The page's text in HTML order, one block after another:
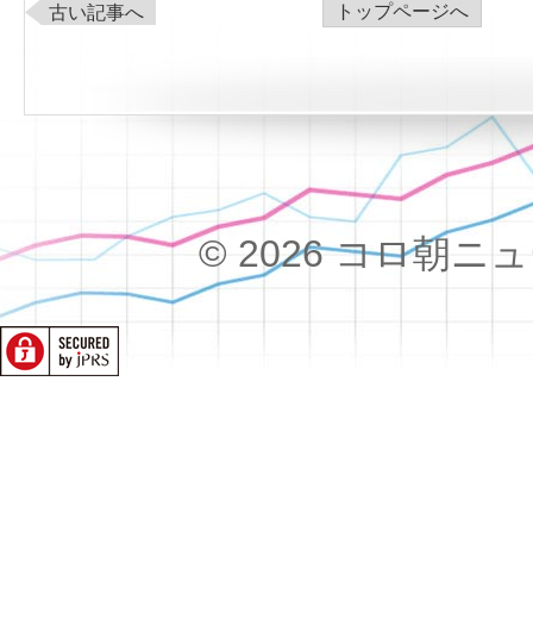
古い記事へ トップページへ
© 2026 コロ朝ニ